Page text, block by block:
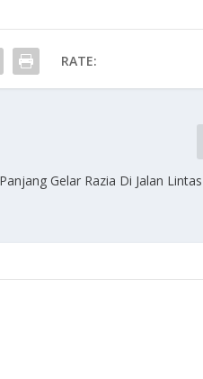
RATE:
Gelar Razia Di Jalan